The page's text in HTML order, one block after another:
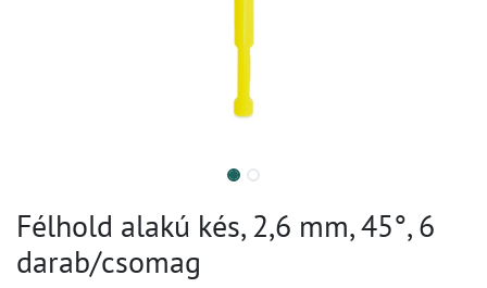
Félhold alakú kés, 2,6 mm, 45°, 6
darab/csomag